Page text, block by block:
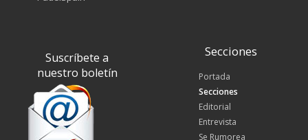
Suscríbete a
nuestro boletín
Secciones
Portada
Secciones
Editorial
Entrevista
Se Rumorea